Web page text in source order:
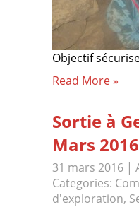
Objectif
Read More »
Sortie à
Mars 2016
31 mars 2016 |
Categories:
d'exploration,